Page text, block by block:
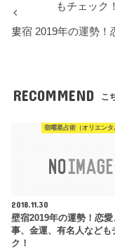
もチェック！
婁宿 2019年の運勢
RECOMMEND こ
宿曜星占術（オリエンタ
2018.11.30
壁宿2019年の運勢！恋愛
事、金運、有名人なども
ク！